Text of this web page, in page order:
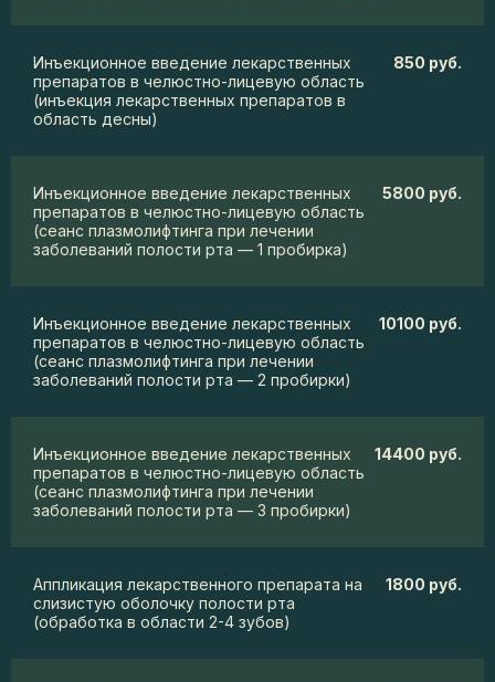
Инъекционное введение лекарственных
препаратов в челюстно-лицевую область
(инъекция лекарственных препаратов в
область десны)
850 руб.
Инъекционное введение лекарственных
препаратов в челюстно-лицевую область
(сеанс плазмолифтинга при лечении
заболеваний полости рта — 1 пробирка)
5800 руб.
Инъекционное введение лекарственных
препаратов в челюстно-лицевую область
(сеанс плазмолифтинга при лечении
заболеваний полости рта — 2 пробирки)
10100 руб.
Инъекционное введение лекарственных
препаратов в челюстно-лицевую область
(сеанс плазмолифтинга при лечении
заболеваний полости рта — 3 пробирки)
14400 руб.
Аппликация лекарственного препарата на
слизистую оболочку полости рта
(обработка в области 2-4 зубов)
1800 руб.